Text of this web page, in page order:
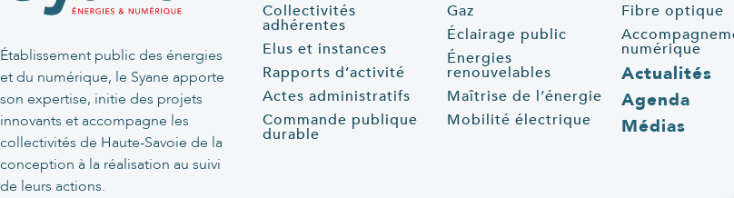
Établissement public des énergies
et du numérique, le Syane apporte
son expertise, initie des projets
innovants et accompagne les
collectivités de Haute-Savoie de la
conception à la réalisation au suivi
de leurs actions.
Collectivités
adhérentes
Elus et instances
Rapports d’activité
Actes administratifs
Commande publique
durable
Gaz
Éclairage public
Énergies
renouvelables
Maîtrise de l’énergie
Mobilité électrique
Fibre optique
numérique
Actualités
Agenda
Médias